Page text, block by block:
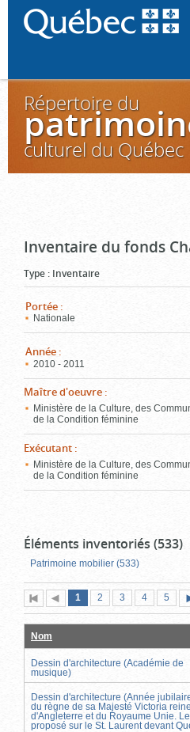
Répertoire du
culturel du Québec
Inventaire du fonds
Type : Inventaire
Portée :
Nationale
Année :
2010 - 2011
Maître d'oeuvre :
Ministère de la Culture, des
de la Condition féminine
Exécutant :
Ministère de la Culture, des
de la Condition féminine
Éléments inventoriés (533)
Patrimoine mobilier (533)
Première
page
Page
précédente
Page
1 (page
actuelle)
Page
2 Page
3 Page
4 Page
5
Nom
Dessin d'architecture (Académie de
musique)
Dessin d'architecture (Année
du règne de sa Majesté Victoria reine
d'Angleterre et du Royaume Unie.
proposé sur le St. Laurent devant